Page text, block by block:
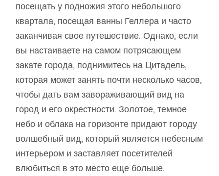
посещать у подножия этого небольшого
квартала, посещая ванны Геллера и часто
заканчивая свое путешествие. Однако, если
вы настаиваете на самом потрясающем
закате города, поднимитесь на Цитадель,
которая может занять почти несколько часов,
чтобы дать вам завораживающий вид на
город и его окрестности. Золотое, темное
небо и облака на горизонте придают городу
волшебный вид, который является небесным
интерьером и заставляет посетителей
влюбиться в это место еще больше.